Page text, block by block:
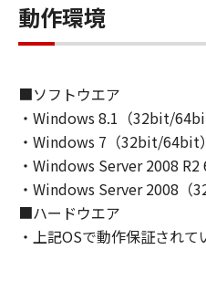
ノンまたはキヤノンの
知的財産権も、明示た
諾されるものではありま
２．制限
(1) お客様は、再使用許
布、リースもしくは貸
第三者に「本ソフトウ
はできません。
(2) お客様は、「本ソフ
動作環境
■ソフトウエア
・Windows 8.1（32bit/
・Windows 7（32bit/64bit
・Windows Server 2008
・Windows Server 2008
■ハードウエア
・上記OSで動作保証され